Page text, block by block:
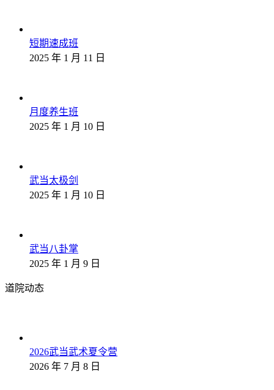
短期速成班
2025 年 1 月 11 日
月度养生班
2025 年 1 月 10 日
武当太极剑
2025 年 1 月 10 日
武当八卦掌
2025 年 1 月 9 日
道院动态
2026武当武术夏令营
2026 年 7 月 8 日